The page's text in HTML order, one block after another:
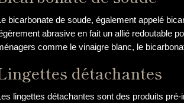
bicarbonate de soude, également appelé
abrasive en fait un allié redoutable
comme le vinaigre blanc, le
détachantes
lingettes détachantes sont des produits